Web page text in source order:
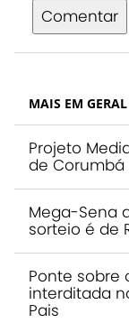
Comentar
MAIS EM GERAL
Projeto
de
Mega-Sena
sorteio é de
Ponte sobre
interditada
Pais